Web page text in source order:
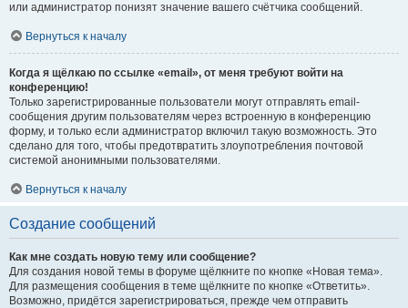
или администратор понизят значение вашего счётчика сообщений.
Вернуться к началу
Когда я щёлкаю по ссылке «email», от меня требуют войти на
конференцию!
Только зарегистрированные пользователи могут отправлять email-
сообщения другим пользователям через встроенную в конференцию
форму, и только если администратор включил такую возможность. Это
сделано для того, чтобы предотвратить злоупотребления почтовой
системой анонимными пользователями.
Вернуться к началу
Создание сообщений
Как мне создать новую тему или сообщение?
Для создания новой темы в форуме щёлкните по кнопке «Новая тема».
Для размещения сообщения в теме щёлкните по кнопке «Ответить».
Возможно, придётся зарегистрироваться, прежде чем отправить